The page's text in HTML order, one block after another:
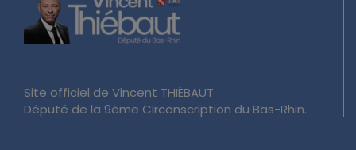
Site officiel de Vincent THIÉBAUT
Député de la 9ème Circonscription du Bas-Rhin.